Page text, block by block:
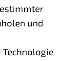
und